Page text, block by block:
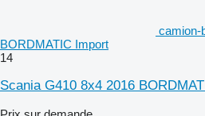
camion-
BORDMATIC Import
14
Scania G410 8x4 2016